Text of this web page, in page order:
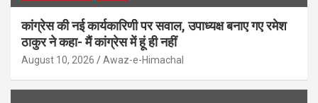
कांग्रेस की नई कार्यकारिणी पर सवाल, उपाध्यक्ष बनाए गए रमेश
ठाकुर ने कहा- मैं कांग्रेस में हूं ही नहीं
August 10, 2026 Awaz-e-Himachal